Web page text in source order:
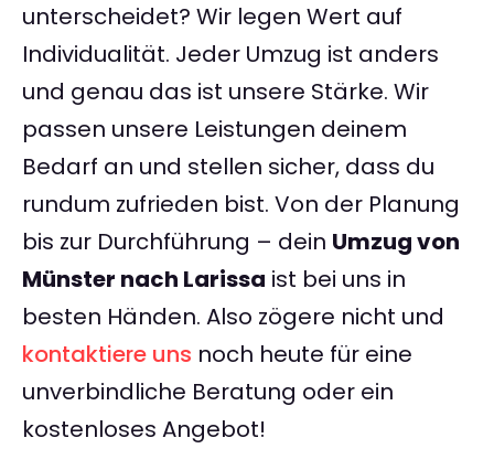
unterscheidet? Wir legen Wert auf
Individualität. Jeder Umzug ist anders
und genau das ist unsere Stärke. Wir
passen unsere Leistungen deinem
Bedarf an und stellen sicher, dass du
rundum zufrieden bist. Von der Planung
bis zur Durchführung – dein Umzug von
Münster nach Larissa ist bei uns in
besten Händen. Also zögere nicht und
kontaktiere uns noch heute für eine
unverbindliche Beratung oder ein
kostenloses Angebot!